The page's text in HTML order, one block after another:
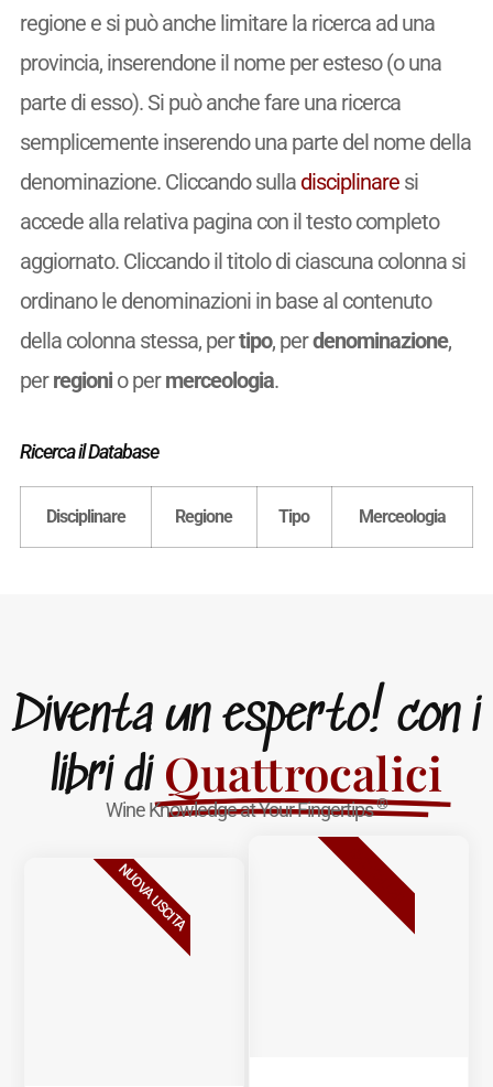
regione e si può anche limitare la ricerca ad una
provincia, inserendone il nome per esteso (o una
parte di esso). Si può anche fare una ricerca
semplicemente inserendo una parte del nome della
denominazione. Cliccando sulla disciplinaresi
accede alla relativa pagina con il testo completo
aggiornato. Cliccando il titolo di ciascuna colonna si
ordinano le denominazioni in base al contenuto
della colonna stessa, pertipo, perdenominazione,
perregionio permerceologia.
Ricerca il Database
Disciplinare Regione Tipo Merceologia
Diventa un esperto! con i
libri di Quattrocalici
Wine Knowledge at Your Fingertips®
NUOVA USCITA BESTSELLER